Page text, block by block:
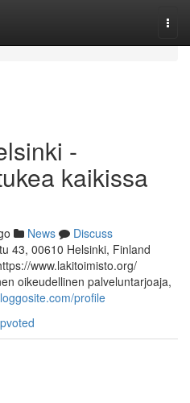
-
kaikissa
News
Discuss
43, 00610 Helsinki, Finland
www.lakitoimisto.org/
oikeudellinen palveluntarjoaja,
profile